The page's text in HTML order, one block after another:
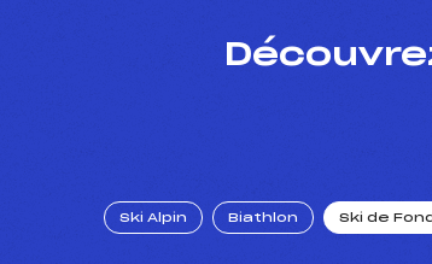
Ski Alpin Biathlon Ski de Fond